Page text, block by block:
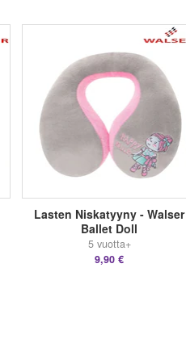
Lasten Niskatyyny - Walser
Ballet Doll
5 vuotta+
9,90 €